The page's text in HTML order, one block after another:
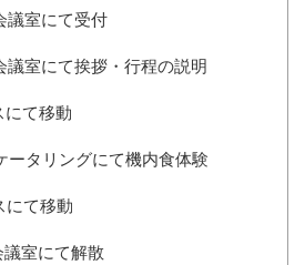
室にて受付
室にて挨拶・行程の説明
て移動
タリングにて機内食体験
て移動
室にて解散